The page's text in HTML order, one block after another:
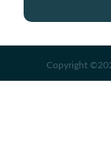
Copyright